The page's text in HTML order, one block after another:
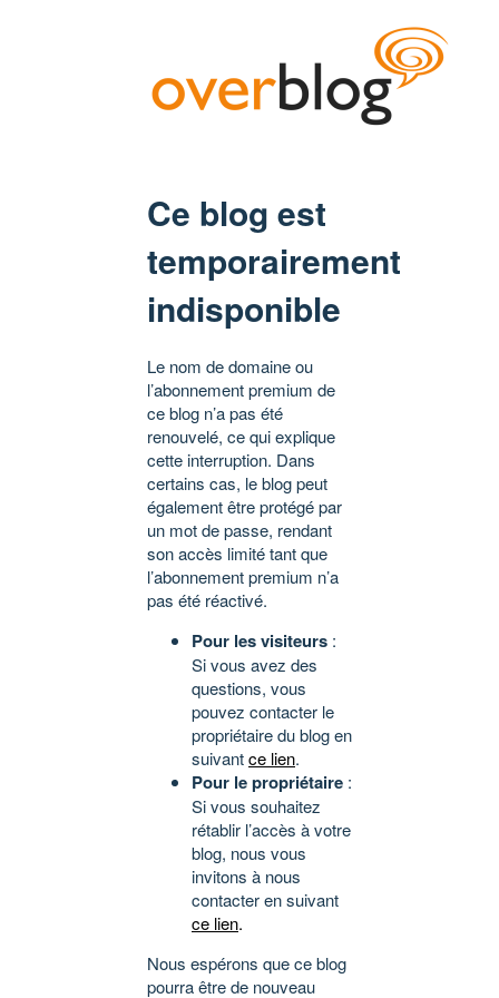
Ce blog est
temporairement
indisponible
Le nom de domaine ou
l’abonnement premium de
ce blog n’a pas été
renouvelé, ce qui explique
cette interruption. Dans
certains cas, le blog peut
également être protégé par
un mot de passe, rendant
son accès limité tant que
l’abonnement premium n’a
pas été réactivé.
Pour les visiteurs :
Si vous avez des
questions, vous
pouvez contacter le
propriétaire du blog en
suivantce lien.
Pour le propriétaire :
Si vous souhaitez
rétablir l’accès à votre
blog, nous vous
invitons à nous
contacter en suivant
ce lien.
Nous espérons que ce blog
pourra être de nouveau